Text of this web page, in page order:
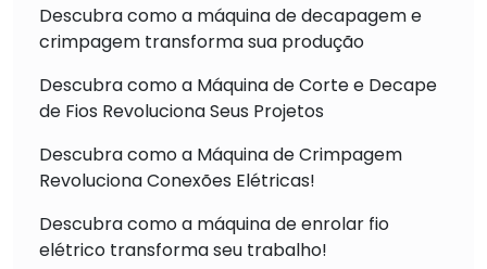
Descubra como a máquina de decapagem e
crimpagem transforma sua produção
Descubra como a Máquina de Corte e Decape
de Fios Revoluciona Seus Projetos
Descubra como a Máquina de Crimpagem
Revoluciona Conexões Elétricas!
Descubra como a máquina de enrolar fio
elétrico transforma seu trabalho!